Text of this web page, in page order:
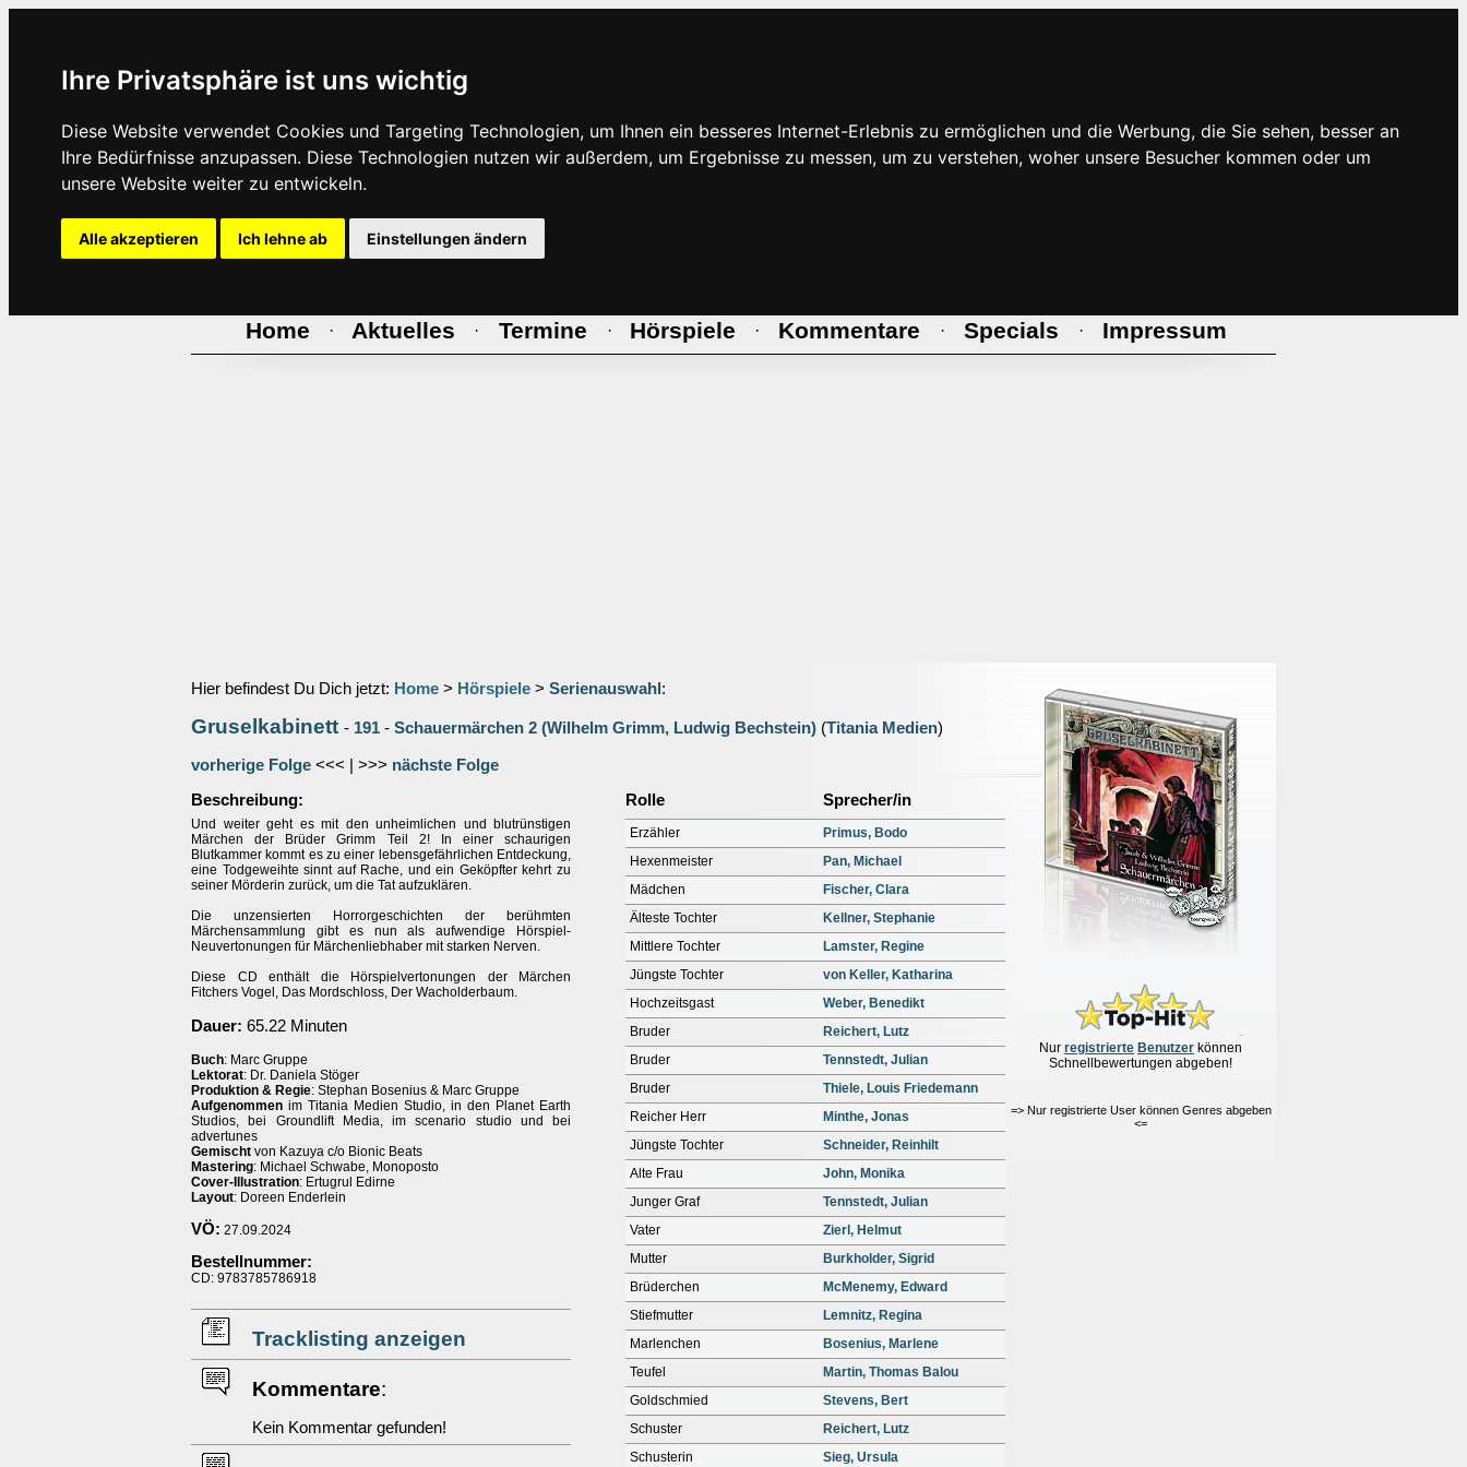
Ihre Privatsphäre ist uns wichtig
Diese Website verwendet Cookies und Targeting Technologien, um Ihnen ein besseres Internet-Erlebnis zu ermöglichen und die Werbung, die Sie sehen, besser an
Ihre Bedürfnisse anzupassen. Diese Technologien nutzen wir außerdem, um Ergebnisse zu messen, um zu verstehen, woher unsere Besucher kommen oder um
unsere Website weiter zu entwickeln.
Alle akzeptieren Ich lehne ab Einstellungen ändern
Home · Aktuelles · Termine · Hörspiele · Kommentare · Specials · Impressum
Hier befindest Du Dich jetzt: Home > Hörspiele > Serienauswahl :
Gruselkabinett - 191 - Schauermärchen 2 (Wilhelm Grimm, Ludwig Bechstein) (Titania Medien)
vorherige Folge <<< | >>> nächste Folge
Nur registrierte Benutzer können
Schnellbewertungen abgeben!
=> Nur registrierte User können Genres abgeben
<=
Beschreibung:
Und weiter geht es mit den unheimlichen und blutrünstigen
Märchen der Brüder Grimm Teil 2! In einer schaurigen
Blutkammer kommt es zu einer lebensgefährlichen Entdeckung,
eine Todgeweihte sinnt auf Rache, und ein Geköpfter kehrt zu
seiner Mörderin zurück, um die Tat aufzuklären.
Die unzensierten Horrorgeschichten der berühmten
Märchensammlung gibt es nun als aufwendige Hörspiel-
Neuvertonungen für Märchenliebhaber mit starken Nerven.
Diese CD enthält die Hörspielvertonungen der Märchen
Fitchers Vogel, Das Mordschloss, Der Wacholderbaum.
Dauer: 65.22 Minuten
Buch: Marc Gruppe
Lektorat: Dr. Daniela Stöger
Produktion & Regie: Stephan Bosenius & Marc Gruppe
Aufgenommen im Titania Medien Studio, in den Planet Earth
Studios, bei Groundlift Media, im scenario studio und bei
advertunes
Gemischt von Kazuya c/o Bionic Beats
Mastering: Michael Schwabe, Monoposto
Cover-Illustration: Ertugrul Edirne
Layout: Doreen Enderlein
VÖ: 27.09.2024
Bestellnummer:
CD: 9783785786918
Tracklisting anzeigen
Kommentare:
Kein Kommentar gefunden!
Rolle Sprecher/in
Erzähler
Primus, Bodo
Hexenmeister
Pan, Michael
Mädchen
Fischer, Clara
Älteste Tochter
Kellner, Stephanie
Mittlere Tochter
Lamster, Regine
Jüngste Tochter
von Keller, Katharina
Hochzeitsgast
Weber, Benedikt
Bruder
Reichert, Lutz
Bruder
Tennstedt, Julian
Bruder
Thiele, Louis Friedemann
Reicher Herr
Minthe, Jonas
Jüngste Tochter
Schneider, Reinhilt
Alte Frau
John, Monika
Junger Graf
Tennstedt, Julian
Vater
Zierl, Helmut
Mutter
Burkholder, Sigrid
Brüderchen
McMenemy, Edward
Stiefmutter
Lemnitz, Regina
Marlenchen
Bosenius, Marlene
Teufel
Martin, Thomas Balou
Goldschmied
Stevens, Bert
Schuster
Reichert, Lutz
Schusterin
Sieg, Ursula